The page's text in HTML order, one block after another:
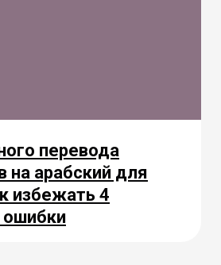
перевода
на арабский для
избежать 4